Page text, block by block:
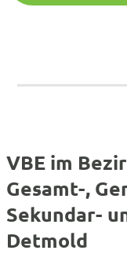
VBE im
Gesamt-,
Sekundar-
Detmold